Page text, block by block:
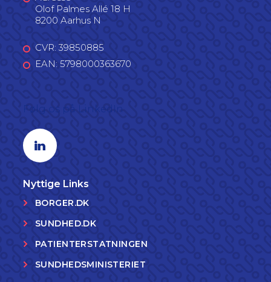
Olof Palmes Allé 18 H
8200 Aarhus N
CVR: 39850885
EAN: 5798000363670
Linkedin profil
Nyttige Links
BORGER.DK
SUNDHED.DK
PATIENTERSTATNINGEN
SUNDHEDSMINISTERIET